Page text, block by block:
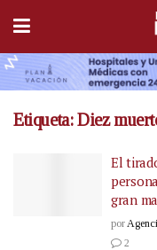
Etiqueta:Diez
El
gran
por
2